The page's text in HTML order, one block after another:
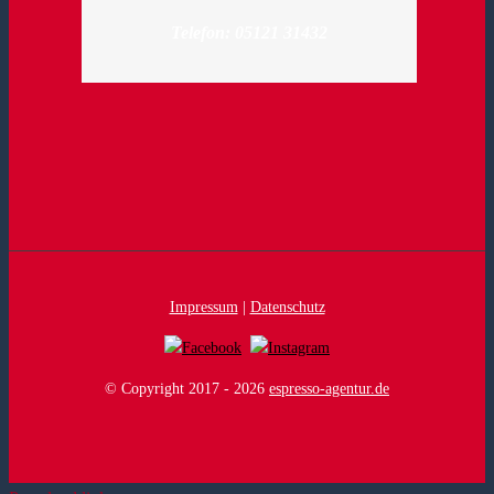
Impressum| Datenschutz
© Copyright 2017 - 2026 espresso-agentur.de